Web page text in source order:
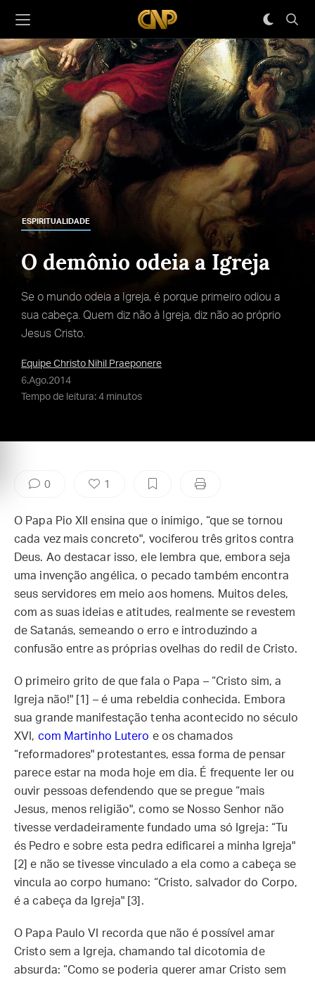
ESPIRITUALIDADE
O demônio odeia a Igreja
Se o mundo odeia a Igreja, é porque primeiro odiou a
sua cabeça. Quem diz não à Igreja, diz não ao próprio
Jesus Cristo.
Equipe Christo Nihil Praeponere
6.Ago.2014
Tempo de leitura: 4 minutos
0 1
O Papa Pio XII ensina que o inimigo, “que se tornou
cada vez mais concreto", vociferou três gritos contra
Deus. Ao destacar isso, ele lembra que, embora seja
uma invenção angélica, o pecado também encontra
seus servidores em meio aos homens. Muitos deles,
com as suas ideias e atitudes, realmente se revestem
de Satanás, semeando o erro e introduzindo a
confusão entre as próprias ovelhas do redil de Cristo.
O primeiro grito de que fala o Papa – “Cristo sim, a
Igreja não!" [1] – é uma rebeldia conhecida. Embora
sua grande manifestação tenha acontecido no século
XVI, com Martinho Lutero e os chamados
“reformadores" protestantes, essa forma de pensar
parece estar na moda hoje em dia. É frequente ler ou
ouvir pessoas defendendo que se pregue “mais
Jesus, menos religião", como se Nosso Senhor não
tivesse verdadeiramente fundado uma só Igreja: “Tu
és Pedro e sobre esta pedra edificarei a minha Igreja"
[2] e não se tivesse vinculado a ela como a cabeça se
vincula ao corpo humano: “Cristo, salvador do Corpo,
é a cabeça da Igreja" [3].
O Papa Paulo VI recorda que não é possível amar
Cristo sem a Igreja, chamando tal dicotomia de
absurda: “Como se poderia querer amar Cristo sem